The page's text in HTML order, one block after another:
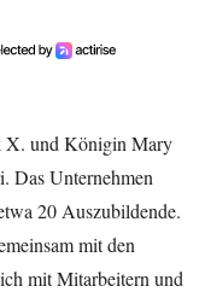
X. und Königin Mary
Das Unternehmen
20 Auszubildende.
mit den
mit Mitarbeitern und